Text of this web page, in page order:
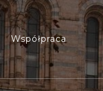
Współpraca